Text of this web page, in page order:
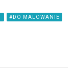
#DO MALOWANIE